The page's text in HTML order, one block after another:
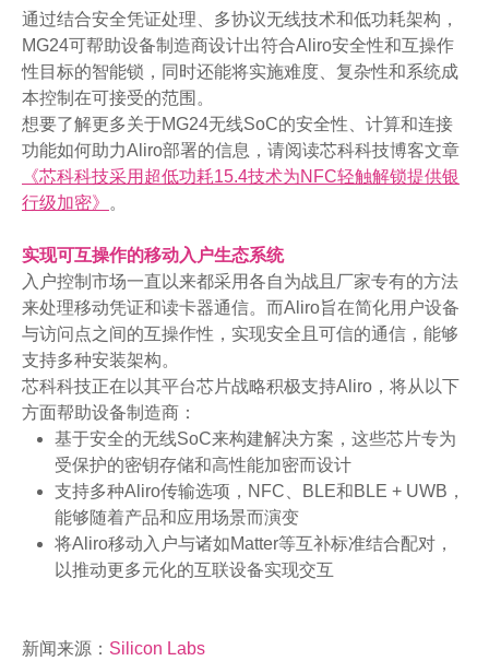
通过结合安全凭证处理、多协议无线技术和低功耗架构，
MG24可帮助设备制造商设计出符合Aliro安全性和互操作
性目标的智能锁，同时还能将实施难度、复杂性和系统成
本控制在可接受的范围。
想要了解更多关于MG24无线SoC的安全性、计算和连接
功能如何助力Aliro部署的信息，请阅读芯科科技博客文章
《芯科科技采用超低功耗15.4技术为NFC轻触解锁提供银
行级加密》
。
实现可互操作的移动入户生态系统
入户控制市场一直以来都采用各自为战且厂家专有的方法
来处理移动凭证和读卡器通信。而Aliro旨在简化用户设备
与访问点之间的互操作性，实现安全且可信的通信，能够
支持多种安装架构。
芯科科技正在以其平台芯片战略积极支持Aliro，将从以下
方面帮助设备制造商：
基于安全的无线SoC来构建解决方案，这些芯片专为
受保护的密钥存储和高性能加密而设计
支持多种Aliro传输选项，NFC、BLE和BLE + UWB，
能够随着产品和应用场景而演变
将Aliro移动入户与诸如Matter等互补标准结合配对，
以推动更多元化的互联设备实现交互
新闻来源： Silicon Labs